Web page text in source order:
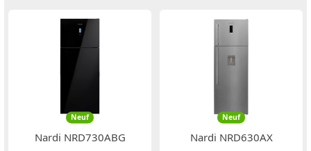
Neuf
Nardi NRD730ABG
Neuf
Nardi NRD630AX